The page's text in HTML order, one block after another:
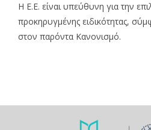
Η Ε.Ε. είναι υπεύθυνη για την
προκηρυγμένης ειδικότητας,
στον παρόντα Κανονισμό.